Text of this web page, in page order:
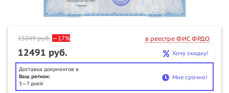
15049руб. —17% в реестре ФИС ФРДО
12491 руб. Хочу скидку!
Доставка документов в
Ваш регион:
3—7 дней
Мне срочно!